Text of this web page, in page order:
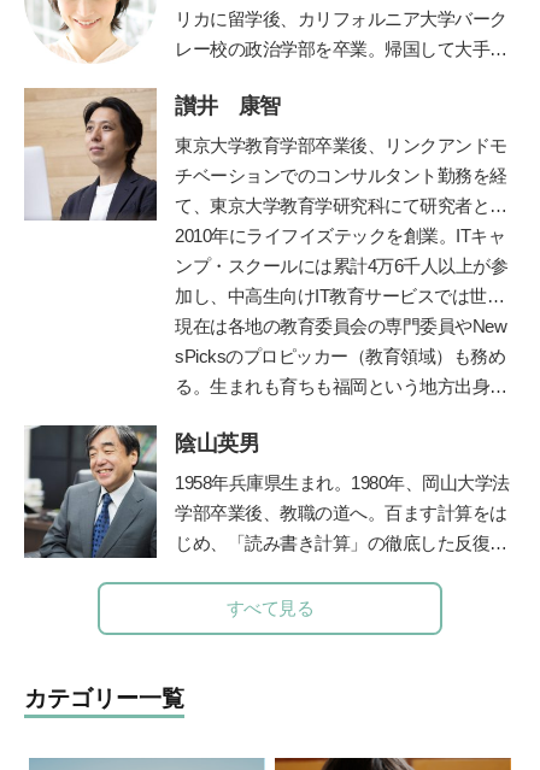
リカに留学後、カリフォルニア大学バーク
レー校の政治学部を卒業。帰国して大手広
職後は「なるほど！エージェント」を立ち
上げ、料理家としても、テレビや雑誌など
で幅広く活躍中。現在は英話学習アプリ開
発「 カラオケEnglish」なども手がける。
『19時から作るごはん』『行正り香のイン
テリア』（ともに講談社）など、著書は50
冊以上。また、献立づくりの悩みを解決す
るアプリ「今夜の献立、どうしよう？」で
レシピ提案やコラムや料理のコツを動画で
配信している。http://fooddays.jp/
讃井 康智
東京大学教育学部卒業後、リンクアンドモ
チベーションでのコンサルタント勤務を経
て、東京大学教育学研究科にて研究者とし
て博士課程まで在籍。専門は教育政策・学
習科学。学習科学の世界的権威、故三宅な
ほみ東大名誉教授に師事し、全国の学校や
保育園での協調的・創造的な学びづくりを
支援。
2010年にライフイズテックを創業。ITキャ
ンプ・スクールには累計4万6千人以上が参
加し、中高生向けIT教育サービスでは世界
2位まで成長。ディズニーとコラボした
「テクノロジア魔法学校」や学校向け教材
「ライフイズテックレッスン」などオンラ
現在は各地の教育委員会の専門委員やNew
sPicksのプロピッカー（教育領域）も務め
る。生まれも育ちも福岡という地方出身者
差」を埋めるべく全国を奔走中。
is-tech.com/
陰山英男
1958年兵庫県生まれ。1980年、岡山大学法
学部卒業後、教職の道へ。百ます計算をは
じめ、「読み書き計算」の徹底した反復学
の学力を驚異的に向上させた。その指導法
である「陰山メソッド」は、教育者、保護
材かした『徹底反復シリーズ』は、総計77
0万部の大ベストセラーとなっている。現
在、YouTube『陰山英男公式チャンネル』
すべて見る
カテゴリー一覧